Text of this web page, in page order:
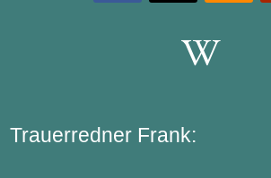

Trauerredner Frank: